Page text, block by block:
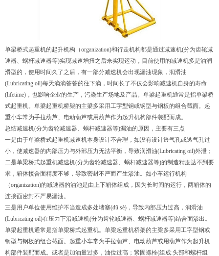
单梁桥式起重机的起升机构（organization)和行走机构都是通过减速机(分为齿轮减
速器、蜗杆减速器等)实现减速增扭之后来实现运动，目前使用的减速机多是油润
滑型的，使用时间久了之后，有一部分减速机会出现漏油现象，润滑油
(Lubricating oil)每天滴滴答答的往下滴，时间长了不仅会影响减速机自身的寿命
(lifetime)，也影响企业的生产，污染生产场地及产品。 单梁起重机通常是指单梁桥
式起重机。 单梁起重机桥架的主梁多采用工字型钢或钢型与钢板的组合截面。起
重小车常为手拉葫芦、电动葫芦或用葫芦作为起升机构部件装配而成。
总结减速机(分为齿轮减速器、蜗杆减速器等)漏油的原因，主要有三点
一是由于单梁桥式起重机减速机本身设计不合理，如没有设计透气孔或透气孔过
小，使减速器的内部压力与外部压力无法平衡，导致润滑油(Lubricating oil)外泄；
二是单梁桥式起重机减速机(分为齿轮减速器、蜗杆减速器等)的制造精度达不到要
求，箱体接合面精度不够，导致密封不严而产生渗油。如小车运行机构
（organization)的减速器的油池是由上下箱体组成，因为长时间的运行，两箱体的
连接面密封不严易漏油。
三是用户单位使用维护不当造成多处堵塞(dǔ sè)，导致内部压力过高，润滑油
(Lubricating oil)在压力下沿减速机(分为齿轮减速器、蜗杆减速器等)结合面渗出。
单梁起重机通常是指单梁桥式起重机。单梁起重机桥架的主梁多采用工字型钢或
钢型与钢板的组合截面。起重小车常为手拉葫芦、电动葫芦或用葫芦作为起升机
构部件装配而成。或者是加油量过多，油位过高；紧固螺栓(组成:头部和螺杆组